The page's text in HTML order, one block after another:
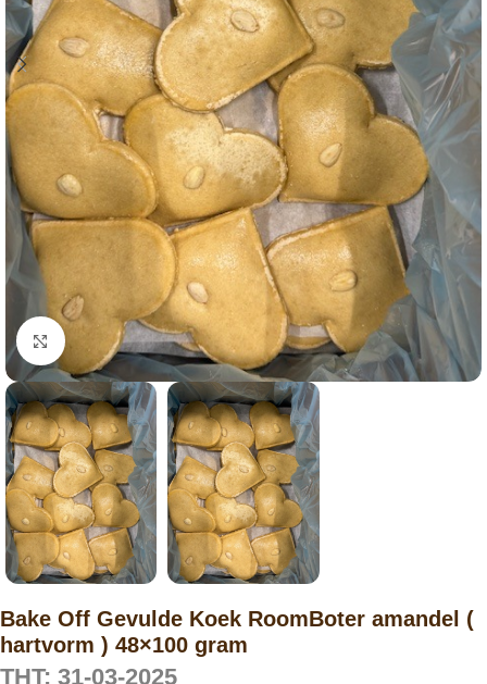
Click to enlarge
Bake Off Gevulde Koek RoomBoter amandel (
hartvorm ) 48×100 gram
THT: 31-03-2025